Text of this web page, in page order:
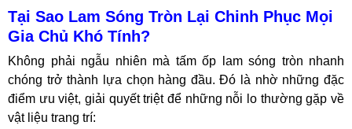
Tại Sao Lam Sóng Tròn Lại Chinh Phục Mọi
Gia Chủ Khó Tính?
Không phải ngẫu nhiên mà tấm ốp lam sóng tròn nhanh
chóng trở thành lựa chọn hàng đầu. Đó là nhờ những đặc
điểm ưu việt, giải quyết triệt để những nỗi lo thường gặp về
vật liệu trang trí: